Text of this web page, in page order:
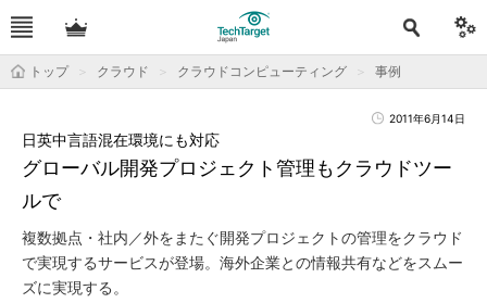
トップ クラウド クラウドコンピューティング 事例
2011年6月14日
グローバル開発プロジェクト管理もクラウドツー
ルで
日英中言語混在環境にも対応
複数拠点・社内／外をまたぐ開発プロジェクトの管理をクラウド
で実現するサービスが登場。海外企業との情報共有などをスムー
ズに実現する。